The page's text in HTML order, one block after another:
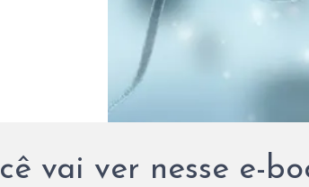
vai ver nesse e-